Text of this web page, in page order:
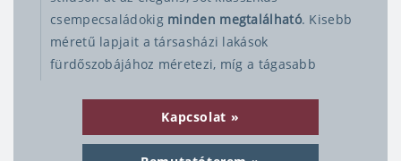
csempecsaládokig minden megtalálható. Kisebb
méretű lapjait a társasházi lakások
fürdőszobájához méretezi, míg a tágasabb
elegáns, nagy lapokat.
A divatos szürkétől
egészen a színes csempékig válogathatunk
, ízlésünknek megfelelően.
Kapcsolat